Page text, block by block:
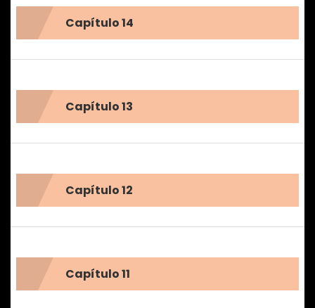
Capítulo 14
Capítulo 13
Capítulo 12
Capítulo 11